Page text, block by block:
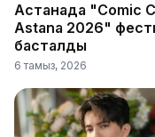
Астанада "Comic
Astana 2026"
басталды
6 тамыз, 2026